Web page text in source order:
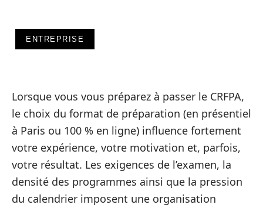
ENTREPRISE
Lorsque vous vous préparez à passer le CRFPA,
le choix du format de préparation (en présentiel
à Paris ou 100 % en ligne) influence fortement
votre expérience, votre motivation et, parfois,
votre résultat. Les exigences de l’examen, la
densité des programmes ainsi que la pression
du calendrier imposent une organisation